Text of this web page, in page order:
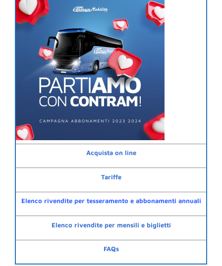
Acquista on line
Tariffe
Elenco rivendite per tesseramento e abbonamenti annuali
Elenco rivendite per mensili e biglietti
FAQs